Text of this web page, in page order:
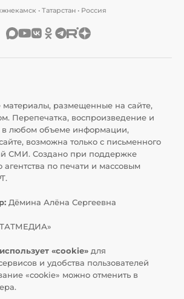
• Татарстан • Россия
размещенные на сайте,
Перепечатка, воспроизведение и
в любом объеме информации,
возможна только с письменного
СМИ. Создано при поддержке
агентства по печати и массовым
Дёмина Алёна Сергеевна
«cookie» для
и удобства пользователей
«cookie» можно отменить в